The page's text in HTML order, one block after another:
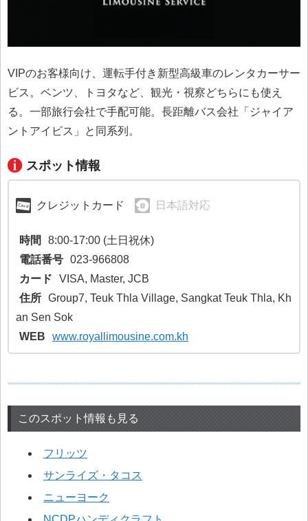
VIPのお客様向け、運転手付き新型高級車のレンタカーサー
ビス。ベンツ、トヨタなど、観光・視察どちらにも使え
る。一部旅行会社で手配可能。長距離バス会社「ジャイア
ントアイビス」と同系列。
スポット情報
クレジットカード 日本語対応
時間
8:00-17:00 (土日祝休)
電話番号 023-966808
カード
VISA, Master, JCB
住所 Group7, Teuk Thla Village, Sangkat Teuk Thla, Kh
an Sen Sok
WEB
www.royallimousine.com.kh
このスポット情報も見る
フリッツ
サンライズ・タコス
ニューヨーク